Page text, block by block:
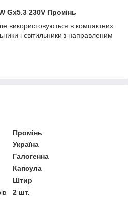
Gх5.3 230V Промінь
використовуються в компактних
і світильники з направленим
Промінь
Україна
Галогенна
Капсула
Штир
2 шт.